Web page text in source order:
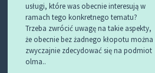
usługi, które was obecnie interesują w
ramach tego konkretnego tematu?
Trzeba zwrócić uwagę na takie aspekty,
że obecnie bez żadnego kłopotu można
zwyczajnie zdecydować się na podmiot
olma..